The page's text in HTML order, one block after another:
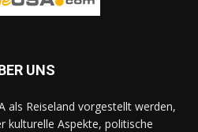
UNS
als Reiseland vorgestellt werden,
kulturelle Aspekte, politische